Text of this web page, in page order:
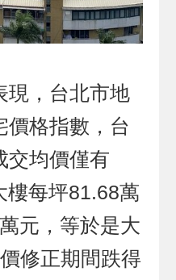
現，台北市地
價格指數，台
交均價僅有
樓每坪81.68萬
元，等於是大
修正期間跌得